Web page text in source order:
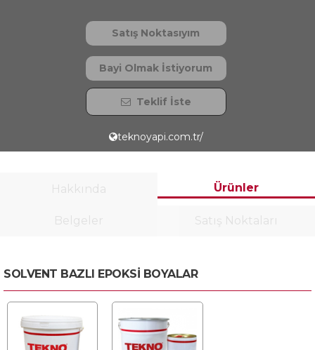
Satış Noktasıyım
Bayi Olmak İstiyorum
Teklif İste
teknoyapi.com.tr/
Hakkında Ürünler
Belgeler Satış Noktaları
SOLVENT BAZLI EPOKSİ BOYALAR